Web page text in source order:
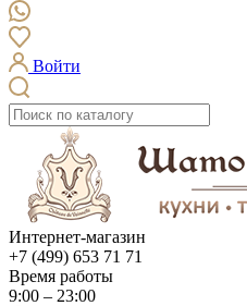
Войти
Интернет-магазин
+7 (499) 653 71 71
Время работы
9:00 – 23:00